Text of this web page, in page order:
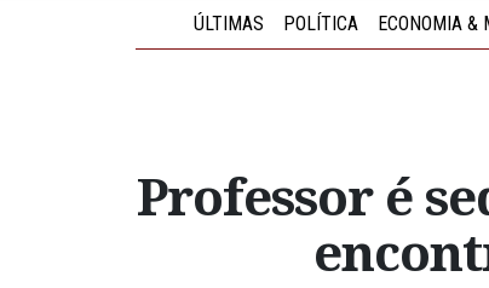
ÚLTIMAS POLÍTICA ECONOMIA &
Professor é